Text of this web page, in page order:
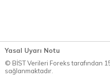
Yasal Uyarı Notu
© BİST Verileri Foreks tarafından
sağlanmaktadır.